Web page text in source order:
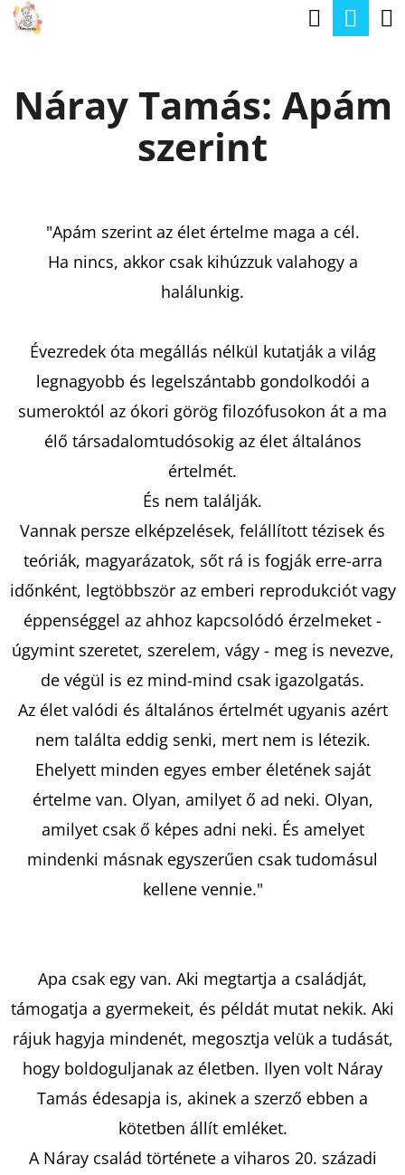
Ugrás
tartalomhoz
Náray Tamás: Apám
szerint
"Apám szerint az élet értelme maga a cél.
Ha nincs, akkor csak kihúzzuk valahogy a
halálunkig.
Évezredek óta megállás nélkül kutatják a világ
legnagyobb és legelszántabb gondolkodói a
sumeroktól az ókori görög filozófusokon át a ma
élő társadalomtudósokig az élet általános
értelmét.
És nem találják.
Vannak persze elképzelések, felállított tézisek és
teóriák, magyarázatok, sőt rá is fogják erre-arra
időnként, legtöbbször az emberi reprodukciót vagy
éppenséggel az ahhoz kapcsolódó érzelmeket -
úgymint szeretet, szerelem, vágy - meg is nevezve,
de végül is ez mind-mind csak igazolgatás.
Az élet valódi és általános értelmét ugyanis azért
nem találta eddig senki, mert nem is létezik.
Ehelyett minden egyes ember életének saját
értelme van. Olyan, amilyet ő ad neki. Olyan,
amilyet csak ő képes adni neki. És amelyet
mindenki másnak egyszerűen csak tudomásul
kellene vennie."
Apa csak egy van. Aki megtartja a családját,
támogatja a gyermekeit, és példát mutat nekik. Aki
rájuk hagyja mindenét, megosztja velük a tudását,
hogy boldoguljanak az életben. Ilyen volt Náray
Tamás édesapja is, akinek a szerző ebben a
kötetben állít emléket.
A Náray család története a viharos 20. századi
K
ÁM
KERESÉS
A
J
Á
N
L
K
LORD
FÉRFIAKAT,
MÉGIS